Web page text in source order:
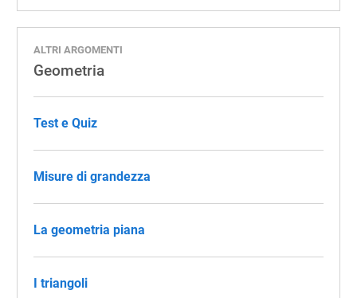
ALTRI ARGOMENTI
Geometria
Test e Quiz
Misure di grandezza
La geometria piana
I triangoli